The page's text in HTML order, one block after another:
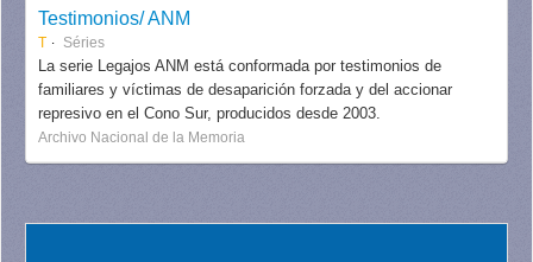
Testimonios/ ANM
T Séries
La serie Legajos ANM está conformada por testimonios de
familiares y víctimas de desaparición forzada y del accionar
represivo en el Cono Sur, producidos desde 2003.
Archivo Nacional de la Memoria